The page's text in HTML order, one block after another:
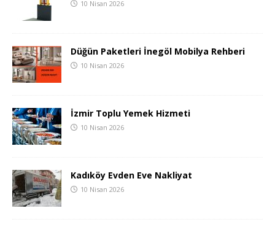
10 Nisan 2026
Düğün Paketleri İnegöl Mobilya Rehberi
10 Nisan 2026
İzmir Toplu Yemek Hizmeti
10 Nisan 2026
Kadıköy Evden Eve Nakliyat
10 Nisan 2026